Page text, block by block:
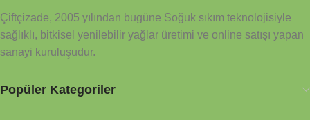
Çiftçizade, 2005 yılından bugüne Soğuk sıkım teknolojisiyle
sağlıklı, bitkisel yenilebilir yağlar üretimi ve online satışı yapan
sanayi kuruluşudur.
Popüler Kategoriler